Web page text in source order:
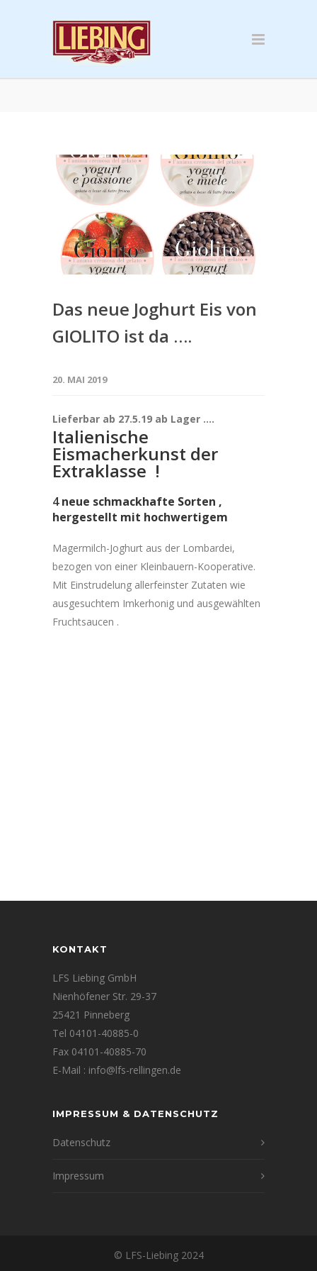
Das neue Joghurt Eis von
GIOLITO ist da ….
20. MAI 2019
Lieferbar ab 27.5.19 ab Lager ….
Italienische
Eismacherkunst der
Extraklasse !
4neue schmackhafte Sorten ,
hergestellt mit hochwertigem
Magermilch-Joghurt aus der Lombardei,
bezogen von einer Kleinbauern-Kooperative.
Mit Einstrudelung allerfeinster Zutaten wie
ausgesuchtem Imkerhonig und ausgewählten
Fruchtsaucen .
KONTAKT
LFS Liebing GmbH
Nienhöfener Str. 29-37
25421 Pinneberg
Tel 04101-40885-0
Fax 04101-40885-70
E-Mail : info@lfs-rellingen.de
IMPRESSUM & DATENSCHUTZ
Datenschutz
Impressum
© LFS-Liebing 2024